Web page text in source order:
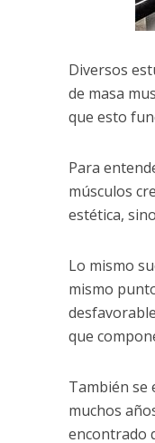
Diversos
de masa
que esto
Para
músculos
estética,
Lo mismo
mismo
que
También se
muchos
encontrado